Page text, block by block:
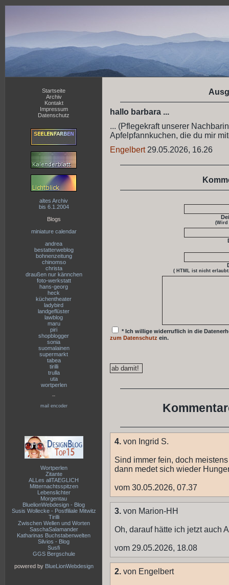
Startseite
Archiv
Kontakt
Impressum
Datenschutz
altes Archiv
bis 6.1.2004
Blogs
miniature calendar
andrea
bestatterweblog
bohnenzeitung
chinomso
christa
draußen nur kännchen
foto-werkstatt
hans-georg
heck
küchentheater
ladybird
landgeflüster
lawblog
maru
piri
shopblogger
sonia
suomalainen
supermarkt
tabea
tirilli
trulla
uta
wortperlen
--
mail encoder
Wortperlen
Zitante
ALLes allTAEGLICH
Mitternachtsspitzen
Lebenslichter
Morgentau
BluelionWebdesign - Blog
Susis Wollecke - Postfiliale Mitwitz
Tirilli
Zwischen Wellen und Worten
SaschaSalamander
Katharinas Buchstabenwelten
Silvios - Blog
Susfi
GGS Bergschule
powered by BlueLionWebdesign
hallo barbara ...
... (Pflegekraft unserer
Apfelpfannkuchen, die du mir
Engelbert29.05.2026, 16.26
(Wird
( HTML ist nicht
* Ich willige widerruflich in die
zum Datenschutz ein.
4. von Ingrid S.
Sind immer fein, doch
dann medet sich wieder
vom 30.05.2026, 07.37
3. von Marion-HH
Oh, darauf hätte ich jetzt auch
vom 29.05.2026, 18.08
2. von Engelbert